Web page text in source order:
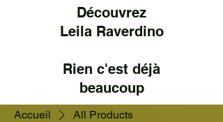
Découvrez
Leila Raverdino
Rien c'est déjà
beaucoup
Accueil All Products